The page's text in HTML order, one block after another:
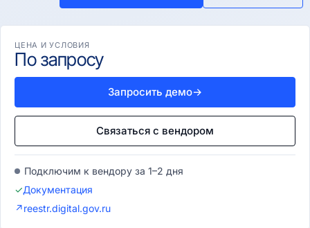
ЦЕНА И УСЛОВИЯ
По запросу
Запросить демо→
Связаться с вендором
Подключим к вендору за 1–2 дня
✓Документация
↗reestr.digital.gov.ru